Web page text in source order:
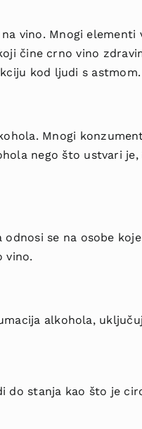
na vino. Mnogi
čine crno vino
kod ljudi s astmom.
Mnogi
nego što ustvari
se na osobe
vino.
alkohola,
stanja kao što je